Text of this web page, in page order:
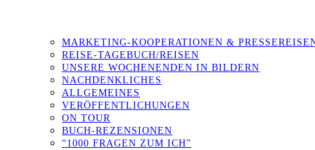
MARKETING-KOOPERATIONEN &
REISE-TAGEBUCH/REISEN
UNSERE WOCHENENDEN IN BILDERN
NACHDENKLICHES
ALLGEMEINES
VERÖFFENTLICHUNGEN
ON TOUR
BUCH-REZENSIONEN
“1000 FRAGEN ZUM ICH”